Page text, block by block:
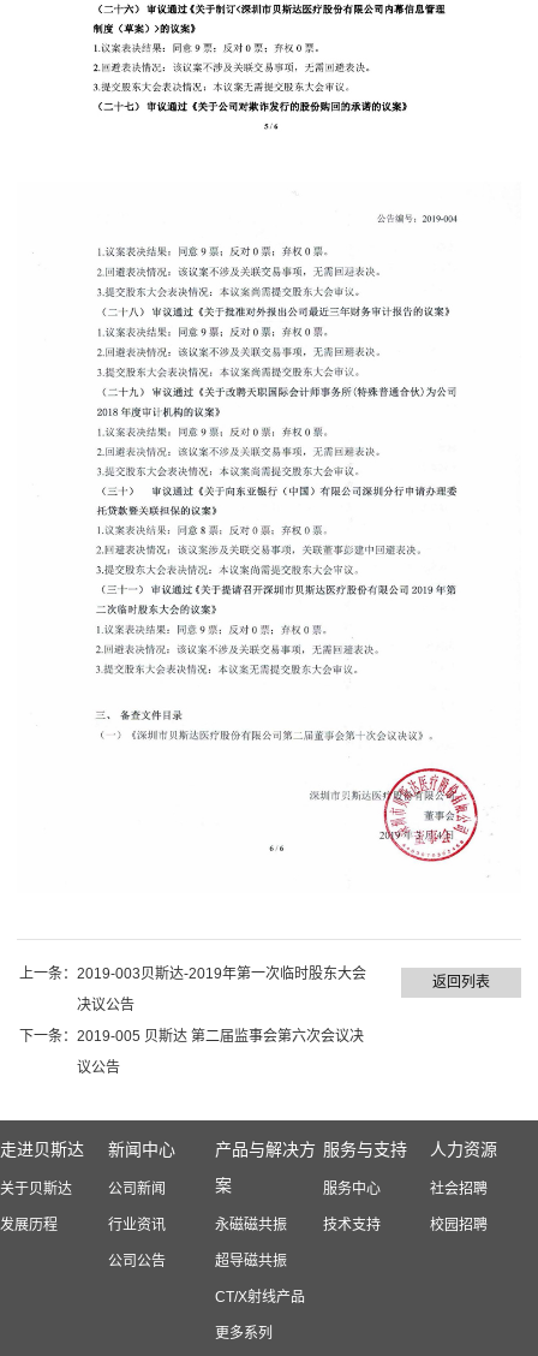
上一条：2019-003贝斯达-2019年第一次临时股东大会
决议公告
下一条：2019-005 贝斯达 第二届监事会第六次会议决
议公告
返回列表
走进贝斯达
关于贝斯达
发展历程
新闻中心
公司新闻
行业资讯
公司公告
产品与解决方
案
永磁磁共振
超导磁共振
CT/X射线产品
更多系列
服务与支持
服务中心
技术支持
人力资源
社会招聘
校园招聘